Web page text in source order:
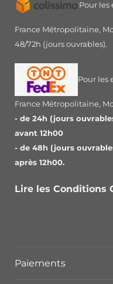
Pour les
France Métropolitaine,
48/72h (jours ouvrables).
Pour les
France Métropolitaine,
- de 24h (jours
avant 12h00
- de 48h (jours
après 12h00.
Lire les Conditions
Paiements